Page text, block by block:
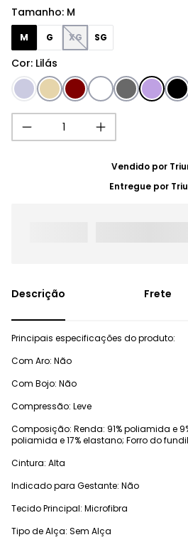
Cor: Lilás
Tamanho: M
M G XG SG
Vendido por
Entregue por
Frete
Principais especificações do produto:
Com Aro: Não
Com Bojo: Não
Compressão: Leve
Composição: Renda: 91% poliamida e
poliamida e 17% elastano; Forro do
Cintura: Alta
Indicado para Gestante: Não
Tecido Principal: Microfibra
Tipo de Alça: Sem Alça